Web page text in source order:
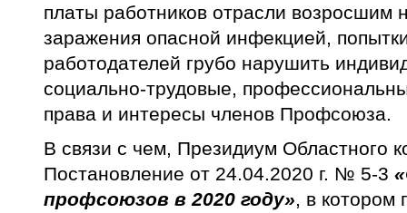
платы работников отрасли возросшим
заражения опасной инфекцией,
работодателей грубо нарушить
социально-трудовые,
права и интересы членов Профсоюза.
В связи с чем, Президиум Областного
Постановление от 24.04.2020 г. № 5-3
профсоюзов в 2020 году», в котором